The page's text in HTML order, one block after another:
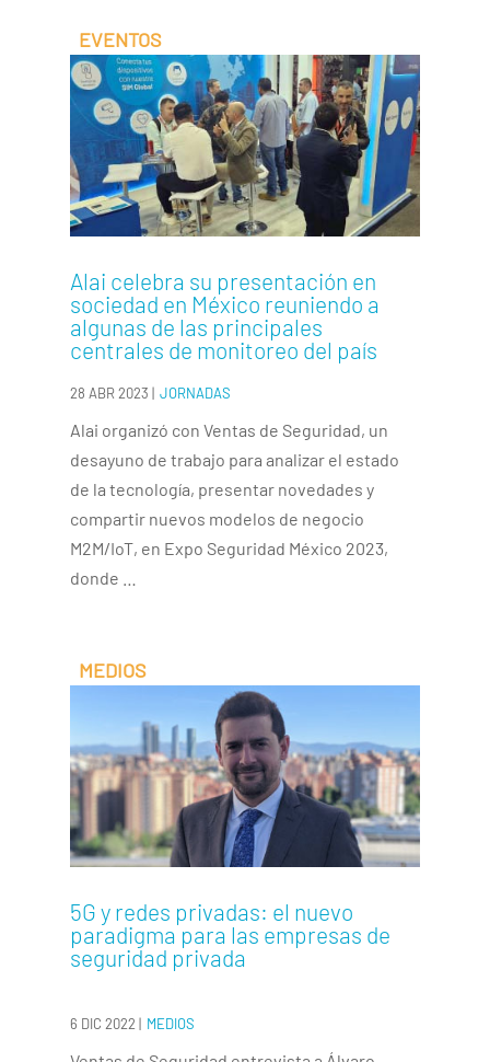
Alai celebra su presentación en
sociedad en México reuniendo a
algunas de las principales
centrales de monitoreo del país
28 ABR 2023 | JORNADAS
Alai organizó con Ventas de Seguridad, un
desayuno de trabajo para analizar el estado
de la tecnología, presentar novedades y
compartir nuevos modelos de negocio
M2M/IoT, en Expo Seguridad México 2023,
donde …
5G y redes privadas: el nuevo
paradigma para las empresas de
seguridad privada
6 DIC 2022 | MEDIOS